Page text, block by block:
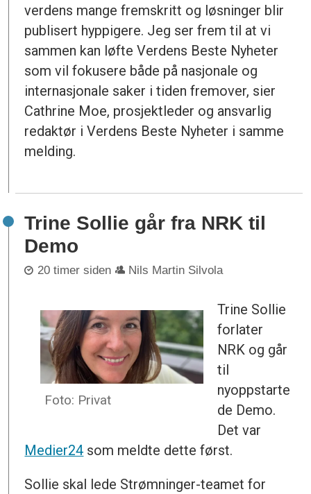
verdens mange fremskritt og løsninger blir
publisert hyppigere. Jeg ser frem til at vi
sammen kan løfte Verdens Beste Nyheter
som vil fokusere både på nasjonale og
internasjonale saker i tiden fremover, sier
Cathrine Moe, prosjektleder og ansvarlig
redaktør i Verdens Beste Nyheter i samme
melding.
Trine Sollie går fra NRK til
Demo
20 timer siden Nils Martin Silvola
Foto: Privat
Trine Sollie
forlater
NRK og går
til
nyoppstarte
de Demo.
Det var
Medier24 som meldte dette først.
Sollie skal lede Strømninger-teamet for